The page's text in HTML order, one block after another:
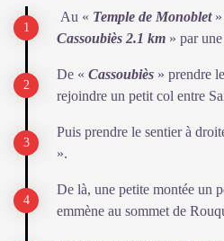
Au « Temple de Monoblet»
Cassoubiès 2.1 km » par
De « Cassoubiès » prendre
rejoindre un petit col entre
Puis prendre le sentier à
».
De là, une petite montée un
emmène au sommet de